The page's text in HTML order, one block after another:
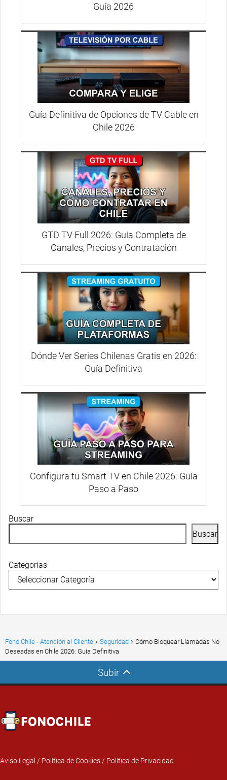
Guía 2026
Guía Definitiva de Opciones de TV Cable en
Chile 2026
GTD TV Full 2026: Guía Completa de
Canales, Precios y Contratación
Dónde Ver Series Chilenas Gratis en 2026:
Guía Definitiva
Configura tu Smart TV en Chile 2026: Guía
Paso a Paso
Buscar
Buscar
Categorías
Fono Chile - Atención al Cliente Seguridad
Cómo Bloquear Llamadas No
Deseadas en Chile 2026: Guía Definitiva
Subir
Aviso Legal / Política de Cookies / Política de Privacidad